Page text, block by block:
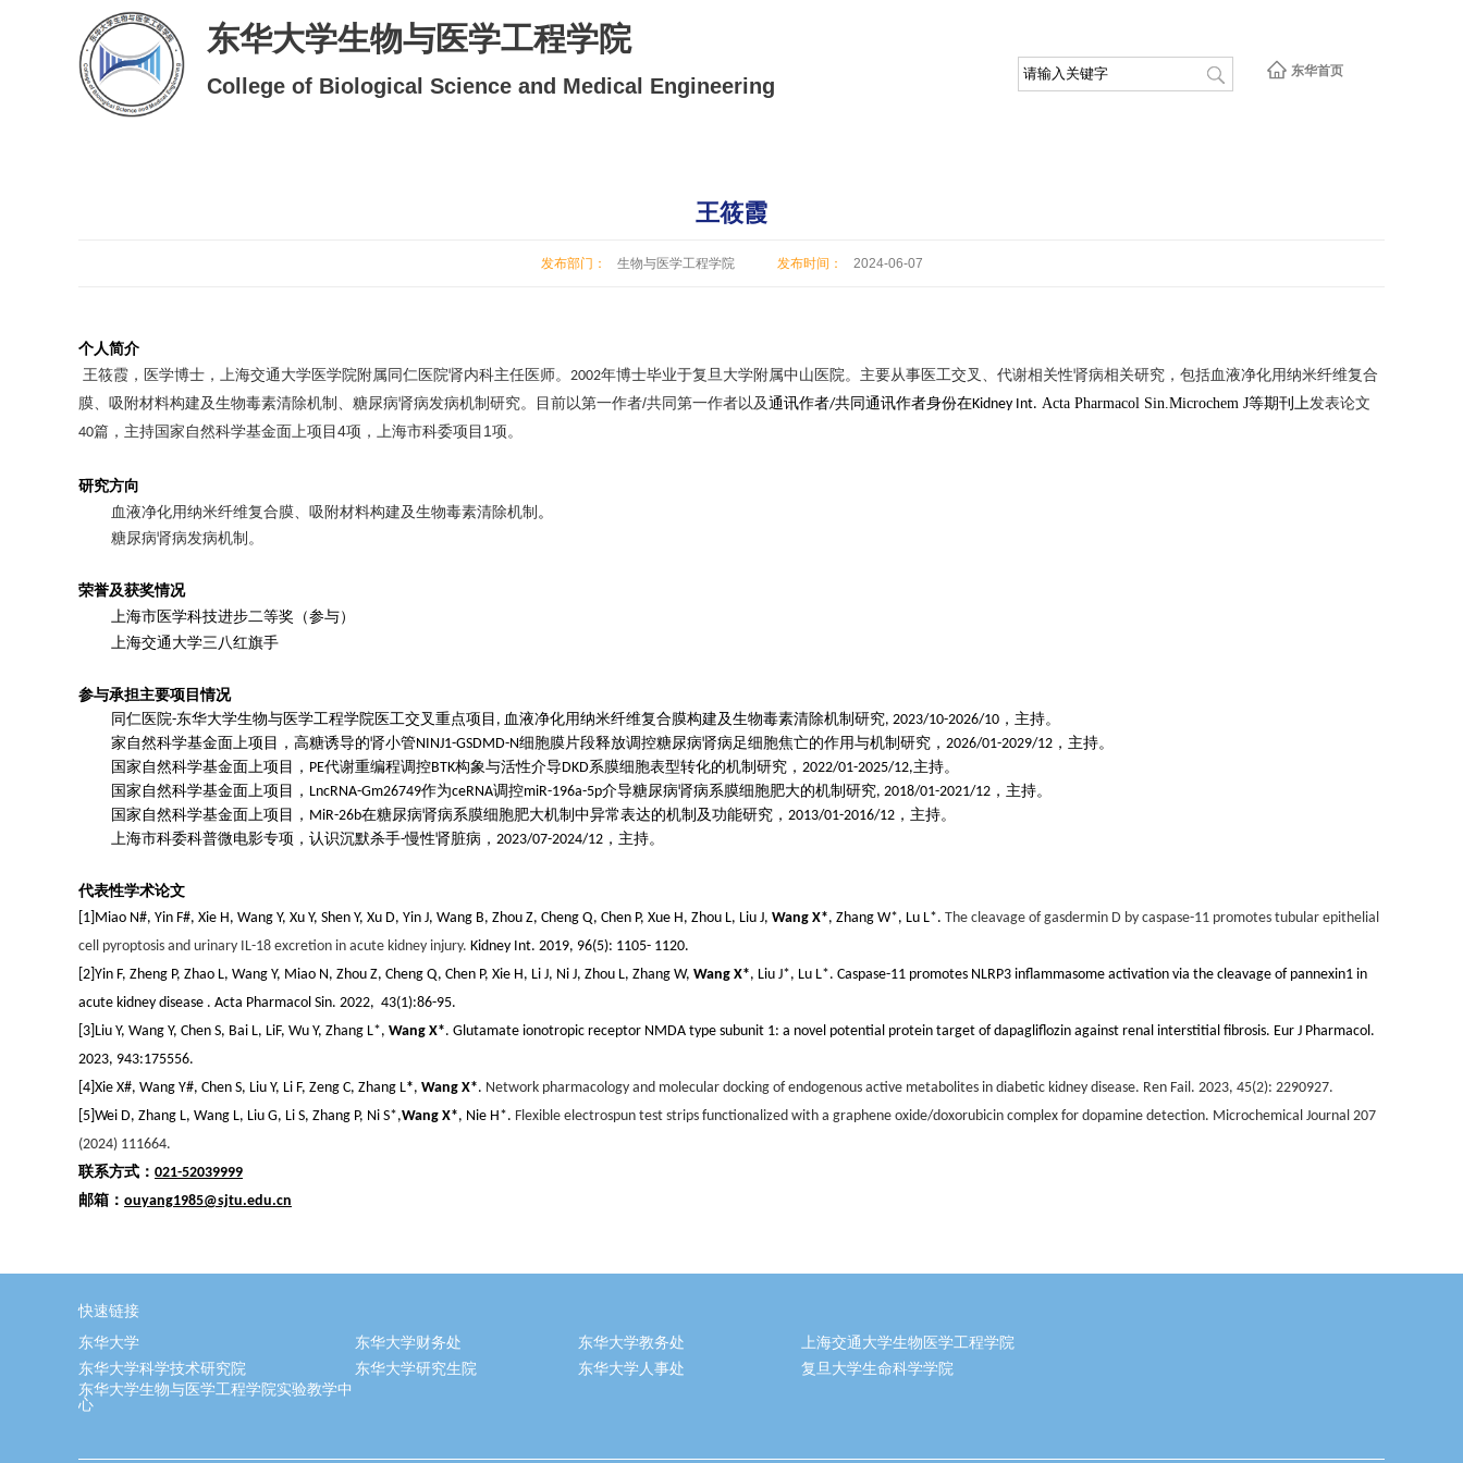
东华大学生物与医学工程学院
College of Biological Science and Medical Engineering
东华首页
王筱霞
发布部门： 生物与医学工程学院 发布时间： 2024-06-07
个人简介
王筱霞，医学博士，上海交通大学医学院附属同仁医院肾内科主任医师。 2002年博士毕业于复旦大学附属中山医院。 主要从事医工交叉、代谢相关性肾病相关研究，包括血液净化用纳米纤维复合
膜、吸附材料构建及生物毒素清除机制、糖尿病肾病发病机制研究。目前以第一作者/共同第一作者以及通讯作者/共同通讯作者身份在Kidney Int. Acta Pharmacol Sin.Microchem J等期刊上发表论文
40篇， 主持国家自然科学基金面上项目4项，上海市科委项目 1项。
研究方向
血液净化用纳米纤维复合膜、吸附材料构建及生物毒素清除机制 。
糖尿病肾病发病机制。
荣誉及获奖情况
上海市医学科技进步二等奖（参与）
上海交通大学三八红旗手
参与承担主要项目情况
同仁医院-东华大学生物与医学工程学院医工交叉重点项目 , 血液净化用纳米纤维复合膜构建及生物毒素清除机制研究, 2023/10-2026/10 ，主持。
家自然科学基金面上项目， 高糖诱导的肾小管NINJ1-GSDMD-N细胞膜片段释放调控糖尿病肾病足细胞焦亡的作用与机制研究 ， 2026/01-2029/12 ，主持。
国家自然科学基金面上项目， PE代谢重编程调控BTK构象与活性介导DKD系膜细胞表型转化的机制研究， 2022/01-2025/12,主持。
国家自然科学基金面上项目， LncRNA-Gm26749作为ceRNA调控miR-196a-5p介导糖尿病肾病系膜细胞肥大的机制研究, 2018/01-2021/12 ，主持。
国家自然科学基金面上项目， MiR-26b在糖尿病肾病系膜细胞肥大机制中异常表达的机制及功能研究， 2013/01-2016/12 ，主持。
上海市科委科普微电影专项， 认识沉默杀手-慢性肾脏病 ， 2023/07-2024/12 ，主持。
代表性学术论文
[1] Miao N#, Yin F#, Xie H, Wang Y, Xu Y, Shen Y, Xu D, Yin J, Wang B, Zhou Z, Cheng Q, Chen P, Xue H, Zhou L, Liu J, Wang X*, Zhang W*, Lu L*. The cleavage of gasdermin D by caspase-11 promotes tubular epithelial
cell pyroptosis and urinary IL-18 excretion in acute kidney injury. Kidney Int. 2019, 96(5): 1105- 1120.
[2] Yin F, Zheng P, Zhao L, Wang Y, Miao N, Zhou Z, Cheng Q, Chen P, Xie H, Li J, Ni J, Zhou L, Zhang W, Wang X*, Liu J*, Lu L*. Caspase-11 promotes NLRP3 inflammasome activation via the cleavage of pannexin1 in
acute kidney disease . Acta Pharmacol Sin. 2022, 43(1):86-95.
3 Liu Y, Wang Y, Chen S, Bai L, LiF, Wu Y, Zhang L*, Wang X*. Glutamate ionotropic receptor NMDA type subunit 1: a novel potential protein target of dapagliflozin against renal interstitial fibrosis. Eur J Pharmacol.
2023, 943:175556.
4 Xie X#, Wang Y#, Chen S, Liu Y, Li F, Zeng C, Zhang L*, Wang X*. Network pharmacology and molecular docking of endogenous active metabolites in diabetic kidney disease. Ren Fail. 2023, 45(2): 2290927.
5 Wei D, Zhang L, Wang L, Liu G, Li S, Zhang P, Ni S*,Wang X*, Nie H*. Flexible electrospun test strips functionalized with a graphene oxide/doxorubicin complex for dopamine detection. Microchemical Journal 207
(2024) 111664.
联系方式： 021-52039999
邮箱： ouyang1985@sjtu.edu.cn
快速链接
东华大学
东华大学财务处 东华大学教务处
上海交通大学生物医学工程学院
东华大学科学技术研究院
东华大学研究生院 东华大学人事处
复旦大学生命科学学院
东华大学生物与医学工程学院实验教学中
心